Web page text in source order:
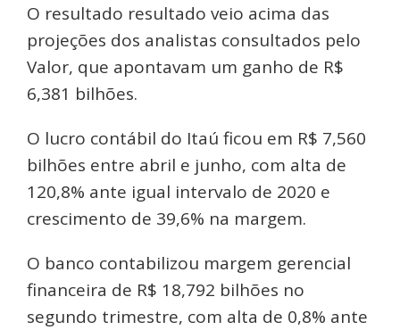
O resultado resultado veio acima das
projeções dos analistas consultados pelo
Valor, que apontavam um ganho de R$
6,381 bilhões.
O lucro contábil do Itaú ficou em R$ 7,560
bilhões entre abril e junho, com alta de
120,8% ante igual intervalo de 2020 e
crescimento de 39,6% na margem.
O banco contabilizou margem gerencial
financeira de R$ 18,792 bilhões no
segundo trimestre, com alta de 0,8% ante